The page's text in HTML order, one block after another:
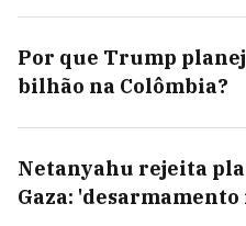
Por que Trump
bilhão na Colômbia?
Netanyahu rejeita
Gaza: